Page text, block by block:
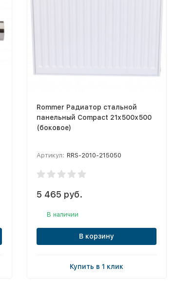
Rommer Радиатор стальной
панельный Compact 21х500х500
(боковое)
Артикул: RRS-2010-215050
5 465 руб.
В наличии
В корзину
Купить в 1 клик